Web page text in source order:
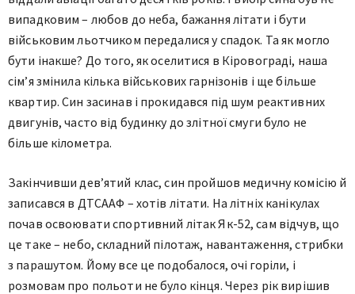
випадковим – любов до неба, бажання літати і бути
військовим льотчиком передалися у спадок. Та як могло
бути інакше? До того, як оселитися в Кіровограді, наша
сім’я змінила кілька військових гарнізонів і ще більше
квартир. Син засинав і прокидався під шум реактивних
двигунів, часто від будинку до злітної смуги було не
більше кілометра.
Закінчивши дев’ятий клас, син пройшов медичну комісію й
записався в ДТСААФ – хотів літати. На літніх канікулах
почав освоювати спортивний літак Як-52, сам відчув, що
це таке – небо, складний пілотаж, навантаження, стрибки
з парашутом. Йому все це подобалося, очі горіли, і
розмовам про польоти не було кінця. Через рік вирішив